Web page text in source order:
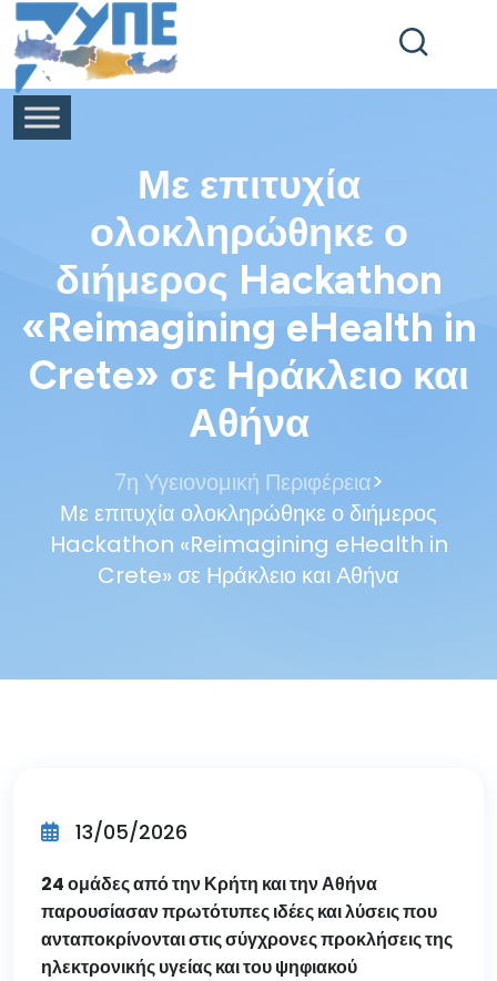
End Header Section -->
Με επιτυχία
ολοκληρώθηκε ο
διήμερος Hackathon
«Reimagining eHealth in
Crete» σε Ηράκλειο και
Αθήνα
7η Υγειονομική Περιφέρεια>
Με επιτυχία ολοκληρώθηκε ο διήμερος
Hackathon «Reimagining eHealth in
Crete» σε Ηράκλειο και Αθήνα
13/05/2026
24 ομάδες από την Κρήτη και την Αθήνα
παρουσίασαν πρωτότυπες ιδέες και λύσεις που
ανταποκρίνονται στις σύγχρονες προκλήσεις της
ηλεκτρονικής υγείας και του ψηφιακού